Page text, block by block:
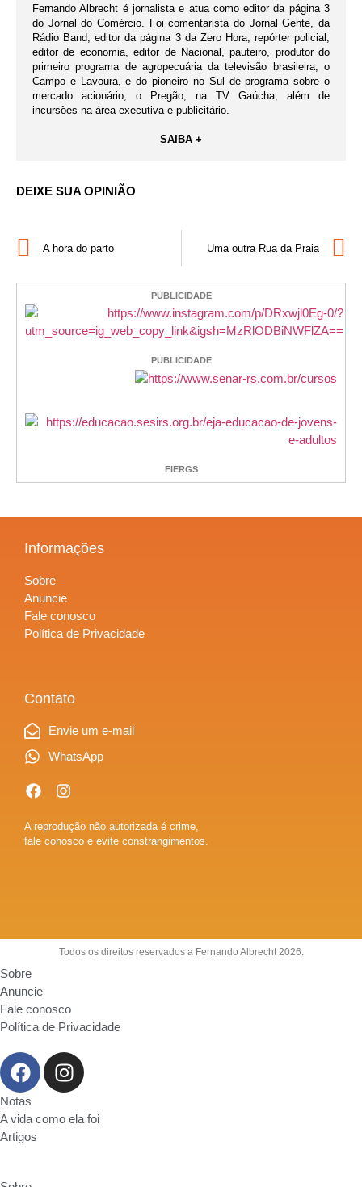
Fernando Albrecht é jornalista e atua como editor da página 3
do Jornal do Comércio. Foi comentarista do Jornal Gente, da
Rádio Band, editor da página 3 da Zero Hora, repórter policial,
editor de economia, editor de Nacional, pauteiro, produtor do
primeiro programa de agropecuária da televisão brasileira, o
Campo e Lavoura, e do pioneiro no Sul de programa sobre o
mercado acionário, o Pregão, na TV Gaúcha, além de
incursões na área executiva e publicitário.
SAIBA +
DEIXE SUA OPINIÃO
A hora do parto Uma outra Rua da Praia
PUBLICIDADE
PUBLICIDADE
FIERGS
Informações
Sobre
Anuncie
Fale conosco
Política de Privacidade
Contato
Envie um e-mail
WhatsApp
A reprodução não autorizada é crime,
fale conosco e evite constrangimentos.
Todos os direitos reservados a Fernando Albrecht 2026.
Sobre
Anuncie
Fale conosco
Política de Privacidade
Notas
A vida como ela foi
Artigos